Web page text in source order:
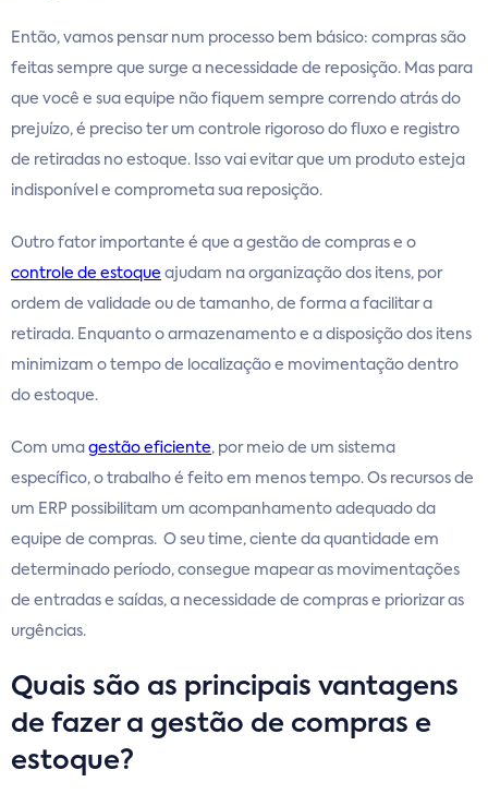
Então, vamos pensar num processo bem básico: compras são
feitas sempre que surge a necessidade de reposição. Mas para
que você e sua equipe não fiquem sempre correndo atrás do
prejuízo, é preciso ter um controle rigoroso do fluxo e registro
de retiradas no estoque. Isso vai evitar que um produto esteja
indisponível e comprometa sua reposição.
Outro fator importante é que a gestão de compras e o
controle de estoque ajudam na organização dos itens, por
ordem de validade ou de tamanho, de forma a facilitar a
retirada. Enquanto o armazenamento e a disposição dos itens
minimizam o tempo de localização e movimentação dentro
do estoque.
Com uma gestão eficiente, por meio de um sistema
específico, o trabalho é feito em menos tempo. Os recursos de
um ERP possibilitam um acompanhamento adequado da
equipe de compras. O seu time, ciente da quantidade em
determinado período, consegue mapear as movimentações
de entradas e saídas, a necessidade de compras e priorizar as
urgências.
Quais são as principais vantagens
de fazer a gestão de compras e
estoque?